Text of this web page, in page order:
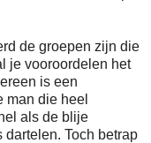
de groepen zijn die
je vooroordelen het
is een
man die heel
als de blije
Toch betrap